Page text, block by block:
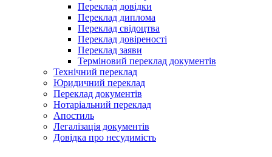
Переклад довідки
Переклад диплома
Переклад свідоцтва
Переклад довіреності
Переклад заяви
Терміновий переклад документів
Технічний переклад
Юридичний переклад
Переклад документів
Нотаріальний переклад
Апостиль
Легалізація документів
Довідка про несудимість